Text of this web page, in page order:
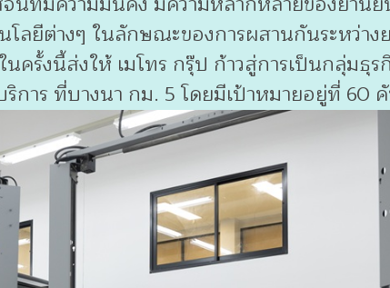
โลยีต่างๆ ในลักษณะของการผสานกันระหว่า
รั้งนี้ส่งให้ เมโทร กรุ๊ป ก้าวสู่การเป็นกลุ่มธุ
การ ที่บางนา กม. 5 โดยมีเป้าหมายอยู่ที่ 60